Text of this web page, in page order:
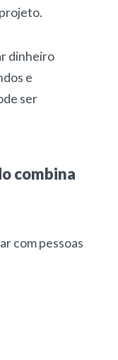
dinheiro
e
ser
combina
com pessoas